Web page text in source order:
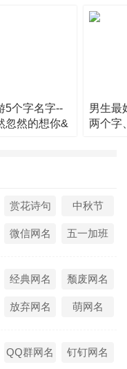
5个字名字--
忽然的想你&
男生最
两个字
赏花诗句 中秋节
微信网名 五一加班
经典网名 颓废网名
放弃网名 萌网名
QQ群网名 钉钉网名